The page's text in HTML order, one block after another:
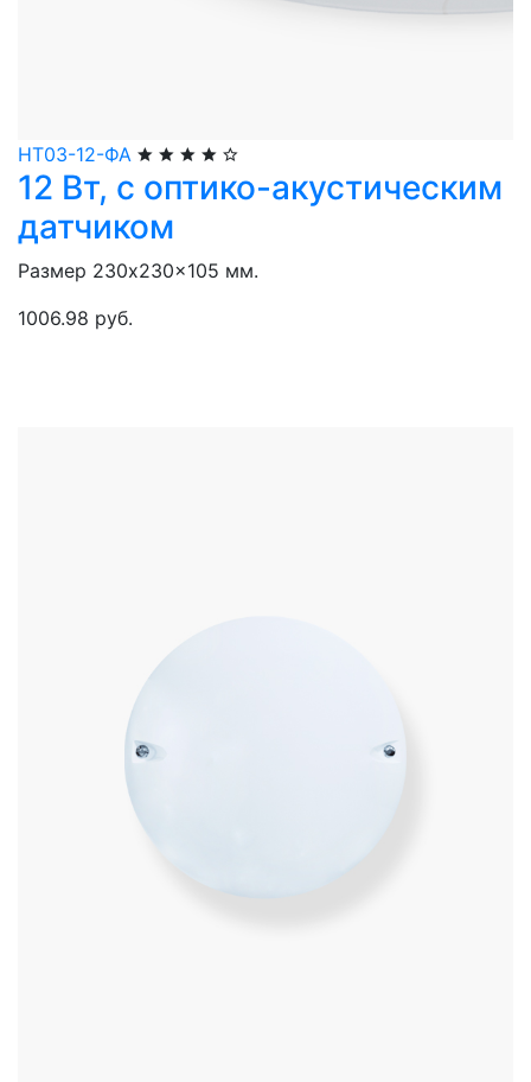
НТ03-12-ФА
12 Вт, с оптико-акустическим
датчиком
Размер 230x230x105 мм.
1006.98 руб.